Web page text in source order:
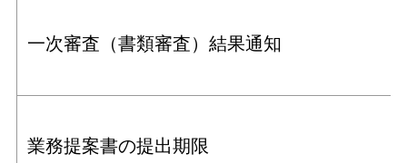
一次審査（書類審査）結果通知
業務提案書の提出期限